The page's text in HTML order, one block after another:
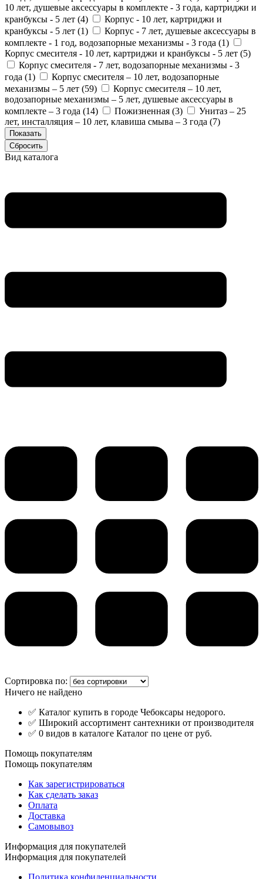
10 лет, душевые аксессуары в комплекте - 3 года, картриджи и
кранбуксы - 5 лет (4)
Корпус - 10 лет, картриджи и
кранбуксы - 5 лет (1)
Корпус - 7 лет, душевые аксессуары в
комплекте - 1 год, водозапорные механизмы - 3 года (1)
Корпус смесителя - 10 лет, картриджи и кранбуксы - 5 лет (5)
Корпус смесителя - 7 лет, водозапорные механизмы - 3
года (1)
Корпус смесителя – 10 лет, водозапорные
механизмы – 5 лет (59)
Корпус смесителя – 10 лет,
водозапорные механизмы – 5 лет, душевые аксессуары в
комплекте – 3 года (14) Пожизненная (3)
Унитаз – 25
лет, инсталляция – 10 лет, клавиша смыва – 3 года (7)
Вид каталога
Сортировка по:
Ничего не найдено
✅ Каталог купить в городе Чебоксары недорого.
✅ Широкий ассортимент сантехники от производителя
✅ 0 видов в каталоге Каталог по цене от руб.
Помощь покупателям
Помощь покупателям
Как зарегистрироваться
Как сделать заказ
Оплата
Доставка
Самовывоз
Информация для покупателей
Информация для покупателей
Политика конфиденциальности